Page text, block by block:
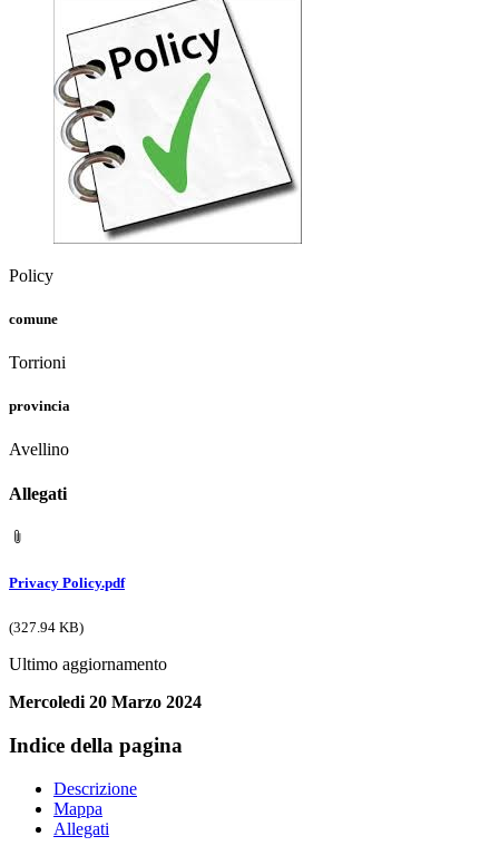
Policy
comune
Torrioni
provincia
Avellino
Allegati
Privacy Policy.pdf
(327.94 KB)
Ultimo aggiornamento
Mercoledi 20 Marzo 2024
Indice della pagina
Descrizione
Mappa
Allegati